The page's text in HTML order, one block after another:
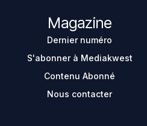
Magazine
Dernier numéro
S'abonner à Mediakwest
Contenu Abonné
Nous contacter